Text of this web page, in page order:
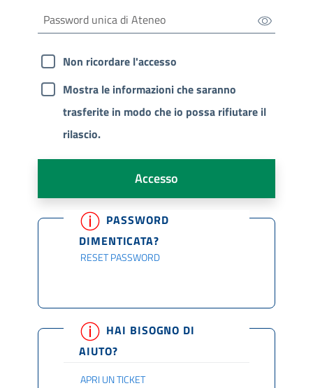
Non ricordare l'accesso
Mostra le informazioni che saranno
trasferite in modo che io possa rifiutare il
rilascio.
Accesso
PASSWORD
DIMENTICATA?
RESET PASSWORD
HAI BISOGNO DI
AIUTO?
APRI UN TICKET